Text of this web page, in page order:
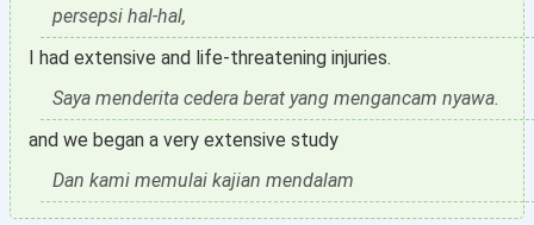
persepsi hal-hal,
I had extensive and life-threatening injuries.
Saya menderita cedera berat yang mengancam nyawa.
and we began a very extensive study
Dan kami memulai kajian mendalam